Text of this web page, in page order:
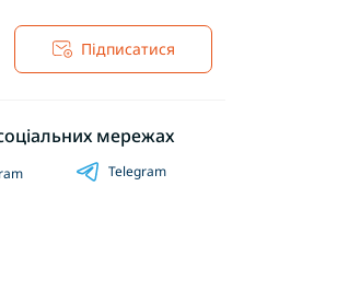
Підписатися
мережах
Telegram